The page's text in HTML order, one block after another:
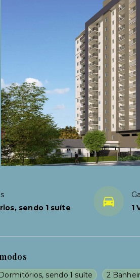
sendo 1 suíte
1
sendo 1 suíte 2